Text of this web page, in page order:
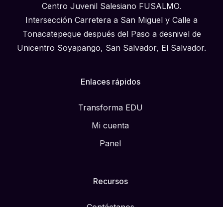
Centro Juvenil Salesiano FUSALMO.
Intersección Carretera a San Miguel y Calle a
Tonacatepeque después del Paso a desnivel de
Unicentro Soyapango, San Salvador, El Salvador.
Enlaces rápidos
Transforma EDU
Mi cuenta
Panel
Recursos